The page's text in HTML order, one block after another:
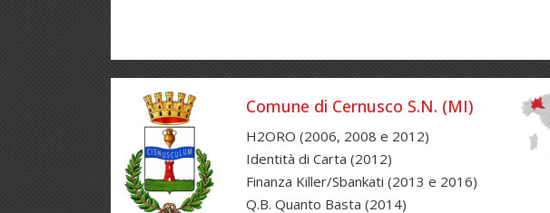
Comune di Cernusco S.N. (MI)
H2ORO (2006, 2008 e 2012)
Identità di Carta (2012)
Finanza Killer/Sbankati (2013 e 2016)
Q.B. Quanto Basta (2014)